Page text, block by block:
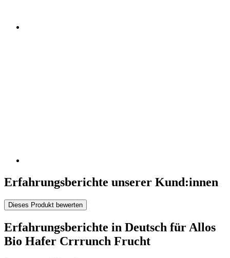
Erfahrungsberichte unserer Kund:innen
Dieses Produkt bewerten
Erfahrungsberichte in Deutsch für Allos
Bio Hafer Crrrunch Frucht